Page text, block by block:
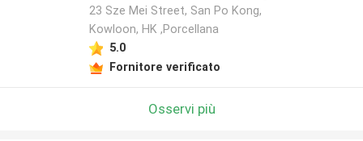
23 Sze Mei Street, San Po Kong,
Kowloon, HK ,Porcellana
5.0
Fornitore verificato
Osservi più